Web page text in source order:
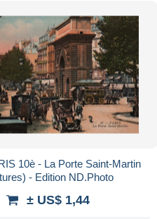
10è - La Porte Saint-Martin
- Edition ND.Photo
± US$ 1,44